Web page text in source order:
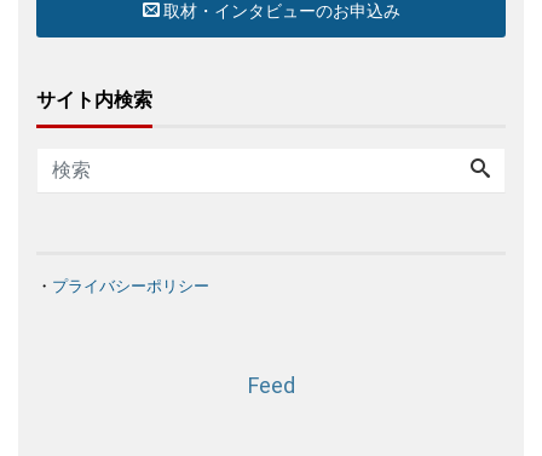
取材・インタビューのお申込み
サイト内検索
・ プライバシーポリシー
Feed